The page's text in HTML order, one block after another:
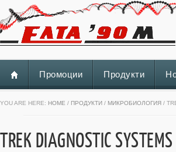
Промоции Продукти
YOU ARE HERE: HOME / ПРОДУКТИ / МИКРОБИОЛОГИЯ /
TREK DIAGNOSTIC SYSTEMS